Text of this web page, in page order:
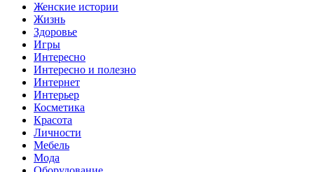
Женские истории
Жизнь
Здоровье
Игры
Интересно
Интересно и полезно
Интернет
Интерьер
Косметика
Красота
Личности
Мебель
Мода